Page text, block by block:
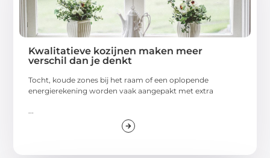
Kwalitatieve kozijnen maken meer
verschil dan je denkt
Tocht, koude zones bij het raam of een oplopende
energierekening worden vaak aangepakt met extra